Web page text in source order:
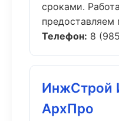
сроками.
предоставляем
Телефон: 8
ИнжСтрой
АрхПро